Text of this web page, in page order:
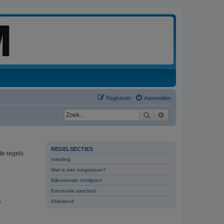
Aanmelden
Registreer
Zoek
REGELSECTIES
Inleiding
Wat is niet toegestaan?
Bijkomende richtlijnen!
Eventuele sancties!
Afsluitend
regels